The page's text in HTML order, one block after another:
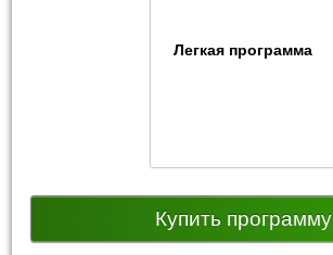
Легкая программа
Купить программу